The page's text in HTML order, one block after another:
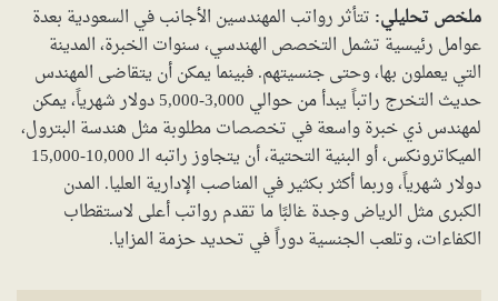
ملخص تحليلي: تتأثر رواتب المهندسين الأجانب في السعودية بعدة
عوامل رئيسية تشمل التخصص الهندسي، سنوات الخبرة، المدينة
التي يعملون بها، وحتى جنسيتهم. فبينما يمكن أن يتقاضى المهندس
حديث التخرج راتباً يبدأ من حوالي 3,000-5,000 دولار شهرياً، يمكن
لمهندس ذي خبرة واسعة في تخصصات مطلوبة مثل هندسة البترول،
الميكاترونكس، أو البنية التحتية، أن يتجاوز راتبه الـ 10,000-15,000
دولار شهرياً، وربما أكثر بكثير في المناصب الإدارية العليا. المدن
الكبرى مثل الرياض وجدة غالبًا ما تقدم رواتب أعلى لاستقطاب
الكفاءات، وتلعب الجنسية دوراً في تحديد حزمة المزايا.